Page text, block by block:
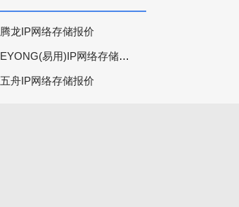
腾龙IP网络存储报价
EYONG(易用)IP网络存储报价
五舟IP网络存储报价